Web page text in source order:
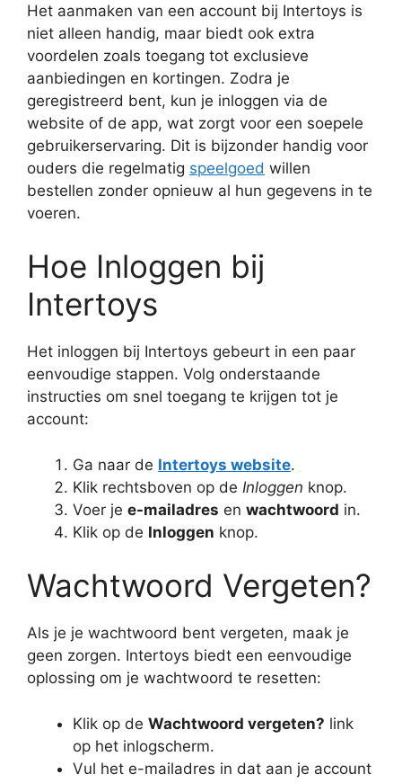
Het aanmaken van een account bij Intertoys is
niet alleen handig, maar biedt ook extra
voordelen zoals toegang tot exclusieve
aanbiedingen en kortingen. Zodra je
geregistreerd bent, kun je inloggen via de
website of de app, wat zorgt voor een soepele
gebruikerservaring. Dit is bijzonder handig voor
ouders die regelmatig speelgoed willen
bestellen zonder opnieuw al hun gegevens in te
voeren.
Hoe Inloggen bij
Intertoys
Het inloggen bij Intertoys gebeurt in een paar
eenvoudige stappen. Volg onderstaande
instructies om snel toegang te krijgen tot je
account:
Ga naar de Intertoys website.
Klik rechtsboven op de Inloggen knop.
Voer je e-mailadres en wachtwoord in.
Klik op de Inloggen knop.
Wachtwoord Vergeten?
Als je je wachtwoord bent vergeten, maak je
geen zorgen. Intertoys biedt een eenvoudige
oplossing om je wachtwoord te resetten:
Klik op de Wachtwoord vergeten? link
op het inlogscherm.
Vul het e-mailadres in dat aan je account